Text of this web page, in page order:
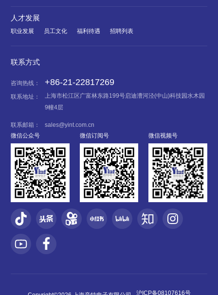
人才发展
职业发展 员工文化 福利待遇 招聘列表
联系方式
咨询热线： +86-21-22817269
联系地址：
上海市松江区广富林东路199号启迪漕河泾(中山)科技园水木园
9幢4层
联系邮箱：
sales@yint.com.cn
微信公众号
微信订阅号 微信视频号
沪ICP备08107616号